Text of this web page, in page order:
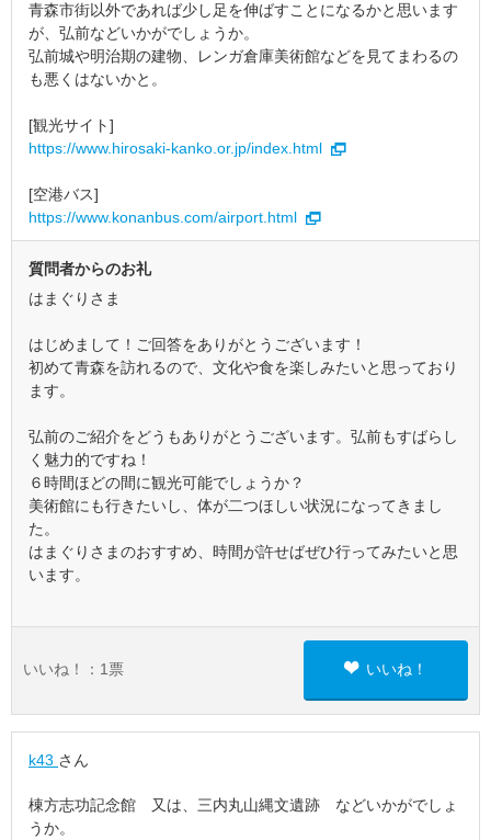
青森市街以外であれば少し足を伸ばすことになるかと思います
が、弘前などいかがでしょうか。
弘前城や明治期の建物、レンガ倉庫美術館などを見てまわるの
も悪くはないかと。
[観光サイト]
https://www.hirosaki-kanko.or.jp/index.html
[空港バス]
https://www.konanbus.com/airport.html
質問者からのお礼
はまぐりさま
はじめまして！ご回答をありがとうございます！
初めて青森を訪れるので、文化や食を楽しみたいと思っており
ます。
弘前のご紹介をどうもありがとうございます。弘前もすばらし
く魅力的ですね！
６時間ほどの間に観光可能でしょうか？
美術館にも行きたいし、体が二つほしい状況になってきまし
た。
はまぐりさまのおすすめ、時間が許せばぜひ行ってみたいと思
います。
いいね！： 1 票 いいね！
k43 さん
棟方志功記念館 又は、三内丸山縄文遺跡 などいかがでしょ
うか。